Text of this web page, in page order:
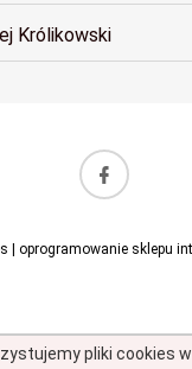
Królikowski
| oprogramowanie sklepu
pliki cookies